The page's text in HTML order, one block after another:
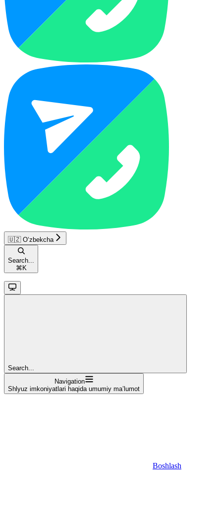
🇺🇿 O‘zbekcha
Search...
⌘ K
Search...
Navigation
Shlyuz imkoniyatlari haqida umumiy ma’lumot
Boshlash